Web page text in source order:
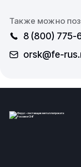
Также можно
8 (800) 775-
orsk@fe-